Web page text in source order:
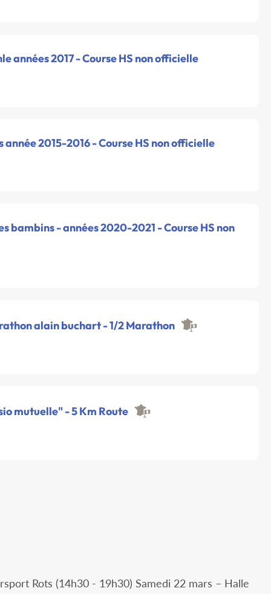
années 2017 - Course HS non officielle
année 2015-2016 - Course HS non officielle
bambins - années 2020-2021 - Course HS non
alain buchart - 1/2 Marathon
mutuelle" - 5 Km Route
Rots (14h30 - 19h30) Samedi 22 mars – Halle